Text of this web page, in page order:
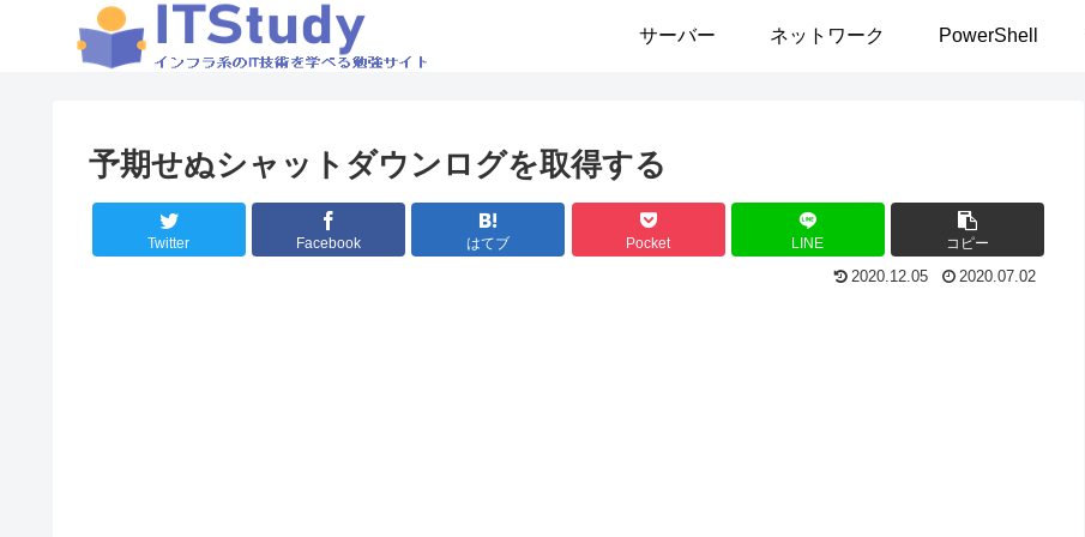
サーバー ネットワーク PowerShell
予期せぬシャットダウンログを取得する
Twitter Facebook はてブ Pocket LINE コピー
2020.12.05 2020.07.02